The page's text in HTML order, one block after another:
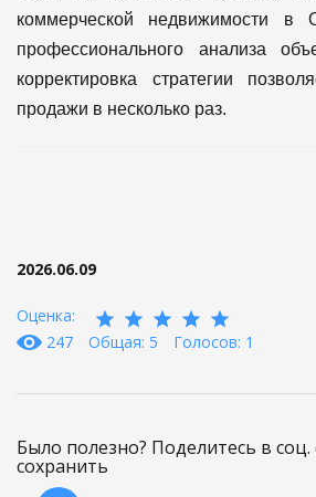
коммерческой недвижимости в
профессионального анализа
корректировка стратегии
продажи в несколько раз.
2026.06.09
Оценка:
247
Общая: 5 Голосов: 1
Было полезно? Поделитесь в соц.
сохранить